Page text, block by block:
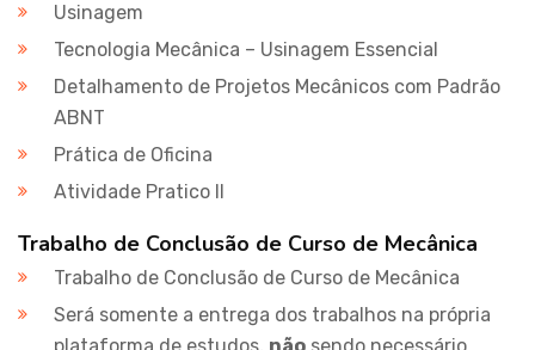
Usinagem
Tecnologia Mecânica – Usinagem Essencial
Detalhamento de Projetos Mecânicos com Padrão
ABNT
Prática de Oficina
Atividade Pratico II
Trabalho de Conclusão de Curso de Mecânica
Trabalho de Conclusão de Curso de Mecânica
Será somente a entrega dos trabalhos na própria